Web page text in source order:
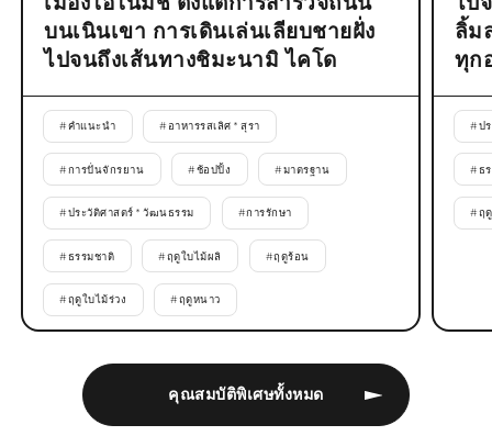
คุณสมบัติพิเศษทั้งหมด
บนเนินเขา การเดินเล่นเลียบชายฝั่ง
ไปจนถึงเส้นทางชิมะนามิ ไคโด
#คำแนะนำ # อาหารรสเลิศ * สุรา
#การปั่นจักรยาน #ช้อปปิ้ง #มาตรฐาน
#ประวัติศาสตร์ * วัฒนธรรม #การรักษา
#ธรรมชาติ #ฤดูใบไม้ผลิ #ฤดูร้อน
#ฤดูใบไม้ร่วง #ฤดูหนาว
ลิ้ม
ทุก
#ป
#ธ
#ฤ